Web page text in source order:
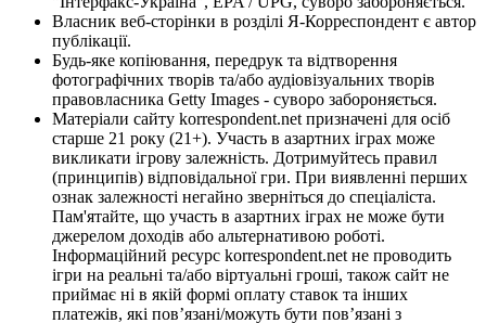
Власник веб-сторінки в розділі Я-Корреспондент є автор
публікації.
Будь-яке копіювання, передрук та відтворення
фотографічних творів та/або аудіовізуальних творів
правовласника Getty Images - суворо забороняється.
Матеріали сайту korrespondent.net призначені для осіб
старше 21 року (21+). Участь в азартних іграх може
викликати ігрову залежність. Дотримуйтесь правил
(принципів) відповідальної гри. При виявленні перших
ознак залежності негайно зверніться до спеціаліста.
Пам'ятайте, що участь в азартних іграх не може бути
джерелом доходів або альтернативою роботі.
Інформаційний ресурс korrespondent.net не проводить
ігри на реальні та/або віртуальні гроші, також сайт не
приймає ні в якій формі оплату ставок та інших
платежів, які пов’язані/можуть бути пов’язані з